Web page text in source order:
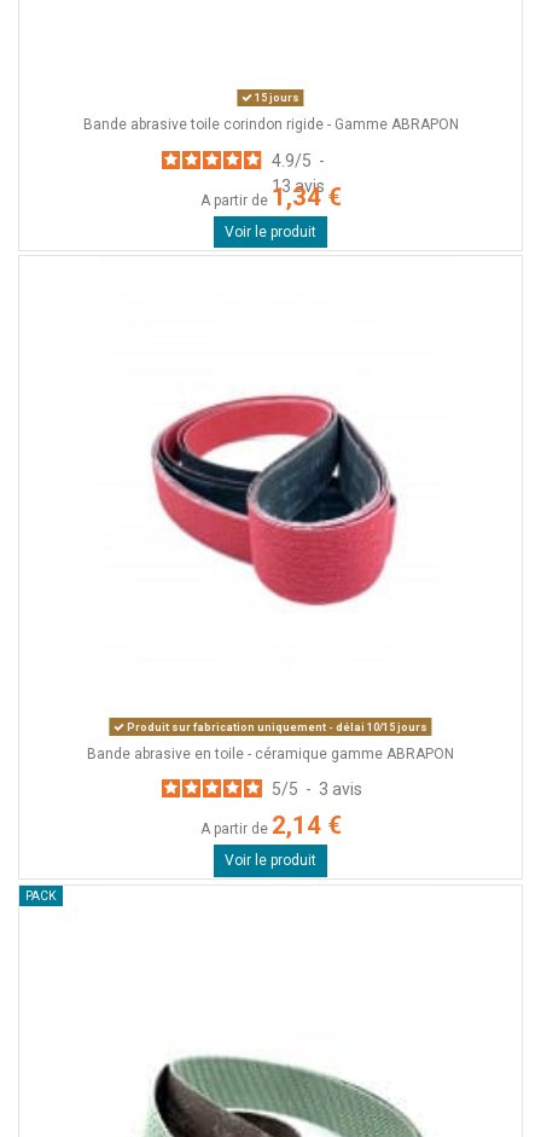
15 jours
Bande abrasive toile corindon rigide - Gamme ABRAPON
4.9/5 -
13avis
A partir de 1,34 €
Voir le produit
Produit sur fabrication uniquement - délai 10/15 jours
Bande abrasive en toile - céramique gamme ABRAPON
5/5 - 3 avis
A partir de 2,14 €
Voir le produit
PACK